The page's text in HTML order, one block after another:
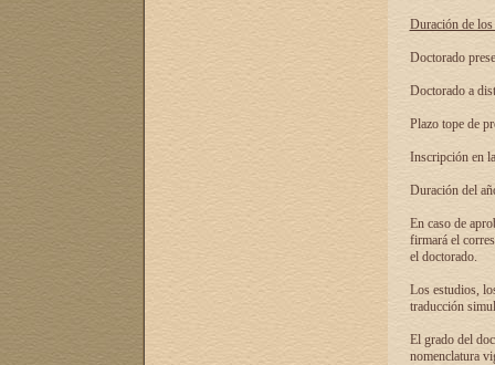
Duración de
Doctorado
Doctorado a
Plazo tope de
Inscripción en
Duración del
En caso de
firmará el
el doctorado.
Los estudios,
traducción
El grado del
nomenclatura